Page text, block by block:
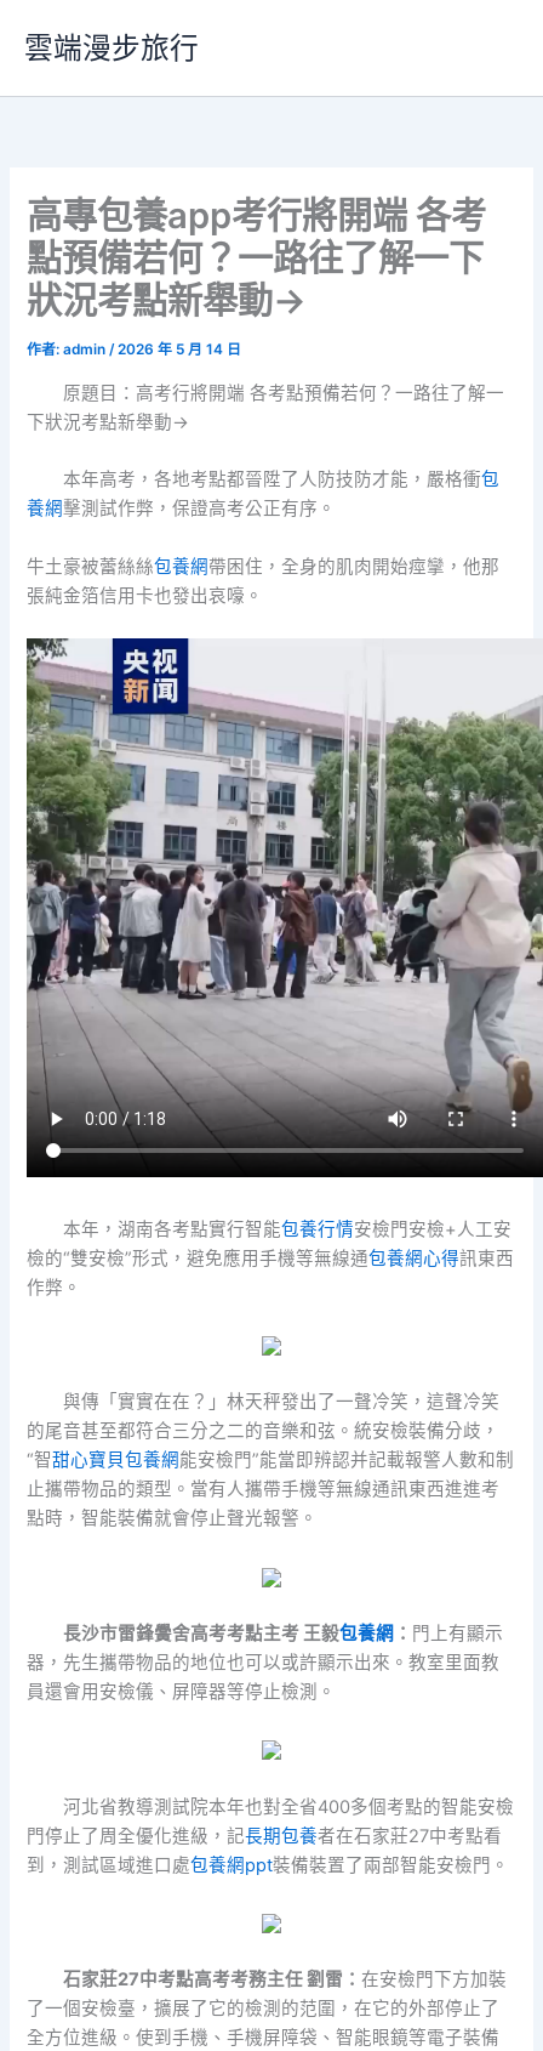
要
雲端漫步旅行
高專包養app考行將開端 各考
點預備若何？一路往了解一下
狀況考點新舉動→
作者:admin/2026 年 5 月 14 日
原題目：高考行將開端 各考點預備若何？一路往了解一
下狀況考點新舉動→
本年高考，各地考點都晉陞了人防技防才能，嚴格衝包
養網擊測試作弊，保證高考公正有序。
牛土豪被蕾絲絲包養網帶困住，全身的肌肉開始痙攣，他那
張純金箔信用卡也發出哀嚎。
本年，湖南各考點實行智能包養行情安檢門安檢+人工安
檢的“雙安檢”形式，避免應用手機等無線通包養網心得訊東西
作弊。
與傳「實實在在？」林天秤發出了一聲冷笑，這聲冷笑
的尾音甚至都符合三分之二的音樂和弦。統安檢裝備分歧，
“智甜心寶貝包養網能安檢門”能當即辨認并記載報警人數和制
止攜帶物品的類型。當有人攜帶手機等無線通訊東西進進考
點時，智能裝備就會停止聲光報警。
長沙市雷鋒黌舍高考考點主考 王毅包養網 ： 門上有顯示
器，先生攜帶物品的地位也可以或許顯示出來。教室里面教
員還會用安檢儀、屏障器等停止檢測。
河北省教導測試院本年也對全省400多個考點的智能安檢
門停止了周全優化進級，記長期包養者在石家莊27中考點看
到，測試區域進口處包養網ppt裝備裝置了兩部智能安檢門。
石家莊27中考點高考考務主任 劉雷 ： 在安檢門下方加裝
了一個安檢臺，擴展了它的檢測的范圍，在它的外部停止了
全方位進級。使到手機、手機屏障袋、智能眼鏡等電子裝備